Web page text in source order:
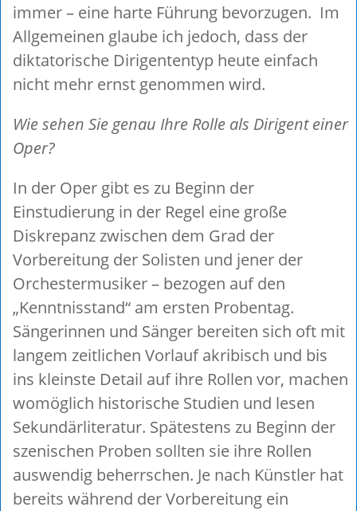
immer – eine harte Führung bevorzugen. Im
Allgemeinen glaube ich jedoch, dass der
diktatorische Dirigententyp heute einfach
nicht mehr ernst genommen wird.
Wie sehen Sie genau Ihre Rolle als Dirigent einer
Oper?
In der Oper gibt es zu Beginn der
Einstudierung in der Regel eine große
Diskrepanz zwischen dem Grad der
Vorbereitung der Solisten und jener der
Orchestermusiker – bezogen auf den
„Kenntnisstand“ am ersten Probentag.
Sängerinnen und Sänger bereiten sich oft mit
langem zeitlichen Vorlauf akribisch und bis
ins kleinste Detail auf ihre Rollen vor, machen
womöglich historische Studien und lesen
Sekundärliteratur. Spätestens zu Beginn der
szenischen Proben sollten sie ihre Rollen
auswendig beherrschen. Je nach Künstler hat
bereits während der Vorbereitung ein